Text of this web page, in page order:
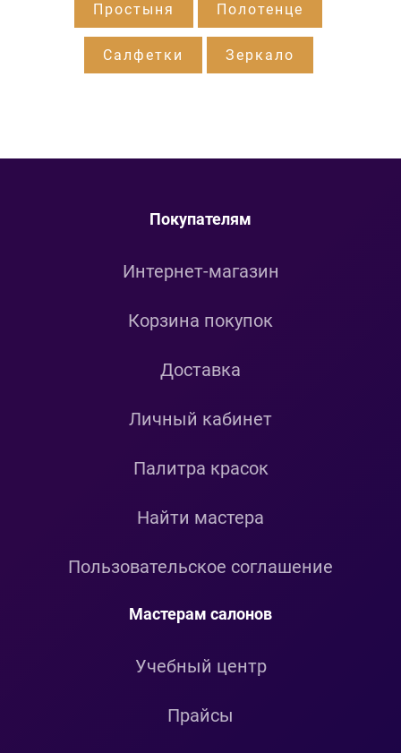
Простыня Полотенце
Салфетки Зеркало
Покупателям
Интернет-магазин
Корзина покупок
Доставка
Личный кабинет
Палитра красок
Найти мастера
Пользовательское соглашение
Мастерам салонов
Учебный центр
Прайсы